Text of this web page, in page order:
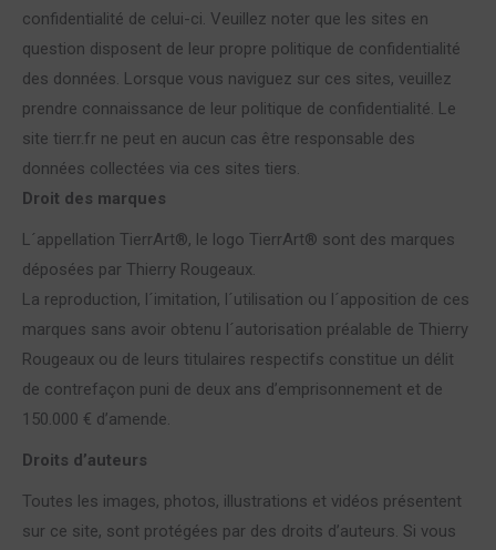
confidentialité de celui-ci. Veuillez noter que les sites en
question disposent de leur propre politique de confidentialité
des données. Lorsque vous naviguez sur ces sites, veuillez
prendre connaissance de leur politique de confidentialité. Le
site tierr.fr ne peut en aucun cas être responsable des
données collectées via ces sites tiers.
Droit des marques
L´appellation TierrArt®, le logo TierrArt® sont des marques
déposées par Thierry Rougeaux.
La reproduction, l´imitation, l´utilisation ou l´apposition de ces
marques sans avoir obtenu l´autorisation préalable de Thierry
Rougeaux ou de leurs titulaires respectifs constitue un délit
de contrefaçon puni de deux ans d’emprisonnement et de
150.000 € d’amende.
Droits d’auteurs
Toutes les images, photos, illustrations et vidéos présentent
sur ce site, sont protégées par des droits d’auteurs. Si vous